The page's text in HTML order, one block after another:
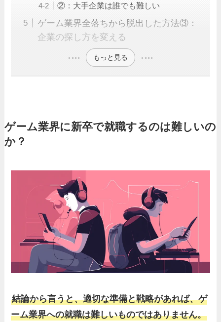
②：大手企業は誰でも難しい
ゲーム業界全落ちから脱出した方法③：
企業の探し方を変える
もっと見る
ゲーム業界に新卒で就職するのは難しいの
か？
結論から言うと、適切な準備と戦略があれば、ゲ
ーム業界への就職は難しいものではありません。